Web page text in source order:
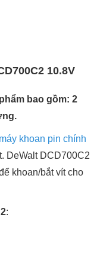
10.8V
bao gồm: 2
máy khoan pin chính
DeWalt DCD700C2
khoan/bắt vít cho
: